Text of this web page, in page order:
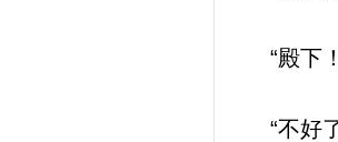
“殿下
“不好